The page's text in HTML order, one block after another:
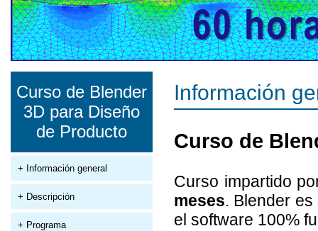
Curso de Blender
3D para Diseño
de Producto
+ Información general
+ Descripción
+ Programa
Información
Curso de
Curso impartido
meses. Blender
el software 100%